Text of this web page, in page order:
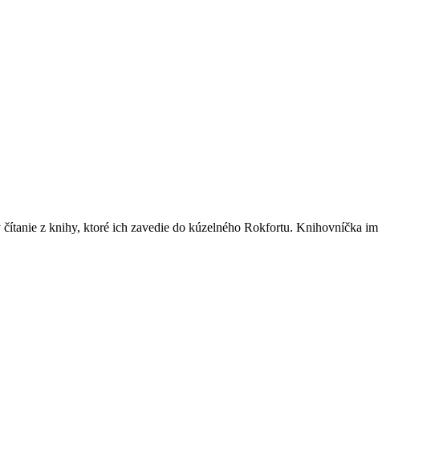
z knihy, ktoré ich zavedie do kúzelného Rokfortu. Knihovníčka im